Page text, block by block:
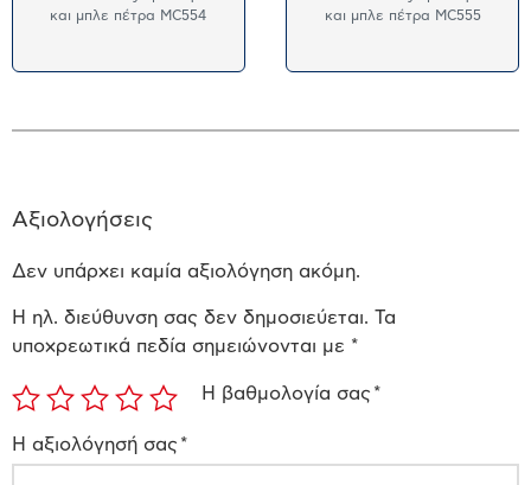
και μπλε πέτρα MC554
και μπλε πέτρα MC555
Αξιολογήσεις
Δεν υπάρχει καμία αξιολόγηση ακόμη.
Η ηλ. διεύθυνση σας δεν δημοσιεύεται. Τα
υποχρεωτικά πεδία σημειώνονται με *
Η βαθμολογία σας *
Η αξιολόγησή σας *